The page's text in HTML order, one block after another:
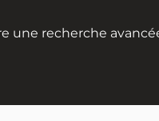
une recherche